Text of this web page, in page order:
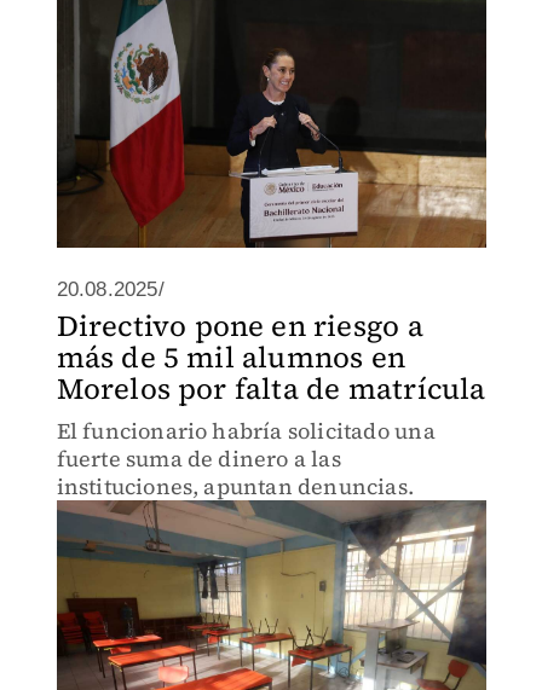
20.08.2025/
Directivo pone en riesgo a
más de 5 mil alumnos en
Morelos por falta de matrícula
El funcionario habría solicitado una
fuerte suma de dinero a las
instituciones, apuntan denuncias.